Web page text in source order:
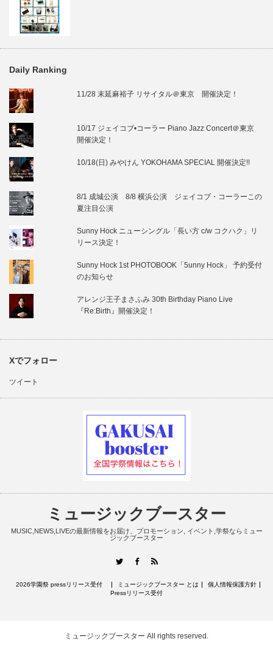
Daily Ranking
11/28 末延麻裕子 リサイタル＠東京 開催決定！
10/17 ジェイコブ•コーラー Piano Jazz Concert＠東京
開催決定！
10/18(日) みやけん YOKOHAMA SPECIAL 開催決定!!
8/1 成城公演 8/8 横浜公演 ジェイコブ・コーラーこの
夏注目公演
Sunny Hock ニューシングル「長い方 c/w コクハク」リ
リース決定！
Sunny Hock 1st PHOTOBOOK「5unny Hock」 予約受付
のお知らせ
アレンジ王子まさふみ 30th Birthday Piano Live
『Re:Birth』開催決定！
Xでフォロー
ツイート
ミュージックブースター
MUSIC,NEWS,LIVEの最新情報をお届け、プロモーション, イベント,学祭ならミュー
ジックブースター
TwitterFacebook
2026学園祭 pressリリース受付 ミュージックブースター とは
個人情報保護方針
Pressリリース受付
ミュージックブースター All rights reserved.